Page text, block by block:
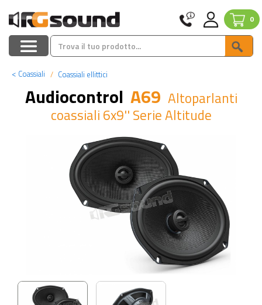
0
< Coassiali Coassiali ellittici
Audiocontrol A69 Altoparlanti
coassiali 6x9'' Serie Altitude